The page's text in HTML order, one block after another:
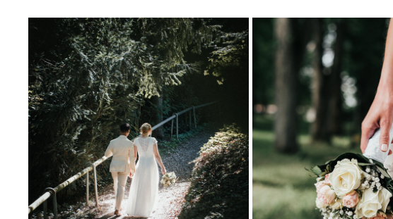
STUTTGART
2025
KIRCHBERG
2023